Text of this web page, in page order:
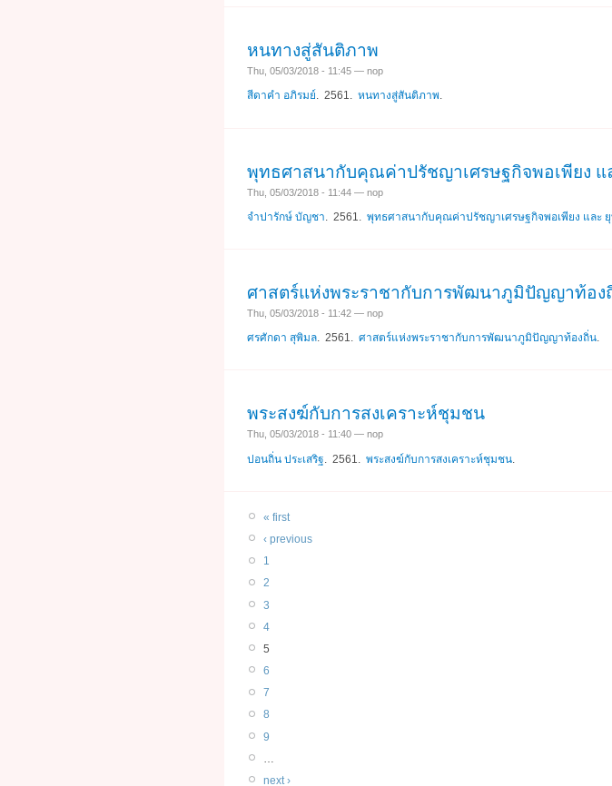
หนทางสู่สันติภาพ
Thu, 05/03/2018 - 11:45 — nop
สีดาคำ อภิรมย์. 2561. หนทางสู่สันติภาพ.
พุทธศาสนากับคุณค่าปรัชญาเศรษฐกิจพอเพียง
Thu, 05/03/2018 - 11:44 — nop
จำปารักษ์ บัญชา. 2561. พุทธศาสนากับคุณค่าปรัชญาเศรษฐกิจพอเพียง และ
ศาสตร์แห่งพระราชากับการพัฒนาภูมิปัญญาท้อง
Thu, 05/03/2018 - 11:42 — nop
ศรศักดา สุพิมล. 2561. ศาสตร์แห่งพระราชากับการพัฒนาภูมิปัญญาท้องถิ่น.
พระสงฆ์กับการสงเคราะห์ชุมชน
Thu, 05/03/2018 - 11:40 — nop
ปอนถิ่น ประเสริฐ . 2561. พระสงฆ์กับการสงเคราะห์ชุมชน
« first
‹ previous
1
2
3
4
5
6
7
8
9
…
next ›